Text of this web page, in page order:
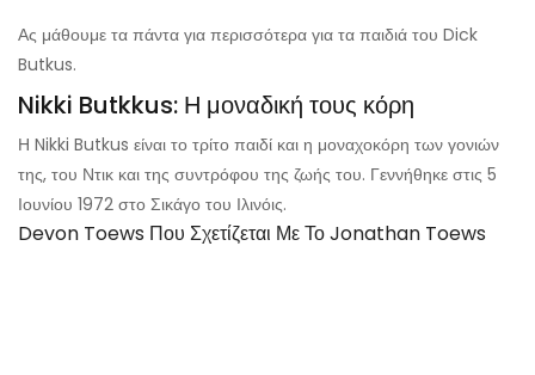
Ας μάθουμε τα πάντα για περισσότερα για τα παιδιά του Dick
Butkus.
Nikki Butkkus: Η μοναδική τους κόρη
Η Nikki Butkus είναι το τρίτο παιδί και η μοναχοκόρη των γονιών
της, του Ντικ και της συντρόφου της ζωής του. Γεννήθηκε στις 5
Ιουνίου 1972 στο Σικάγο του Ιλινόις.
Devon Toews Που Σχετίζεται Με Το Jonathan Toews